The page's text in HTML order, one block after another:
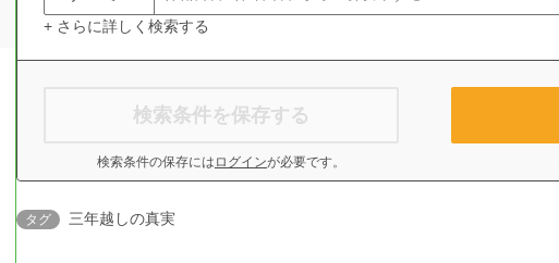
+ さらに詳しく検索する
検索条件を保存する
検索条件の保存には ログインが必要です。
タグ 三年越しの真実